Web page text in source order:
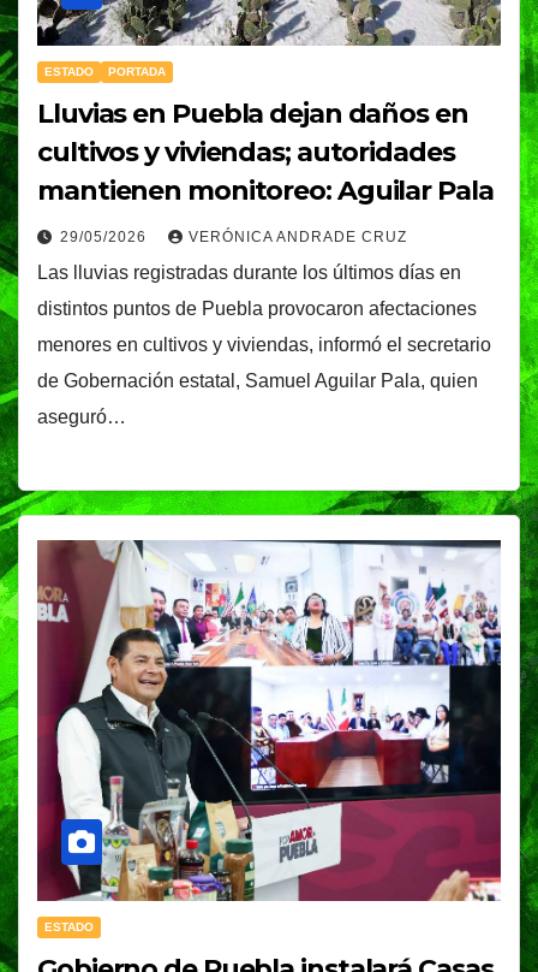
ESTADO PORTADA
Lluvias en Puebla dejan daños en
cultivos y viviendas; autoridades
mantienen monitoreo: Aguilar Pala
29/05/2026 VERÓNICA ANDRADE CRUZ
Las lluvias registradas durante los últimos días en
distintos puntos de Puebla provocaron afectaciones
menores en cultivos y viviendas, informó el secretario
de Gobernación estatal, Samuel Aguilar Pala, quien
aseguró…
ESTADO